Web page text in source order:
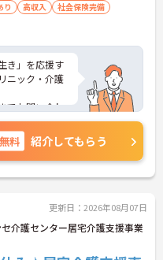
り 高収入
社会保険完備
き」を応援す
ニック・介護
でお問い合わ
ます！
無料 紹介してもらう
更新日：2026年08月07日
介護センター居宅介護支援事業